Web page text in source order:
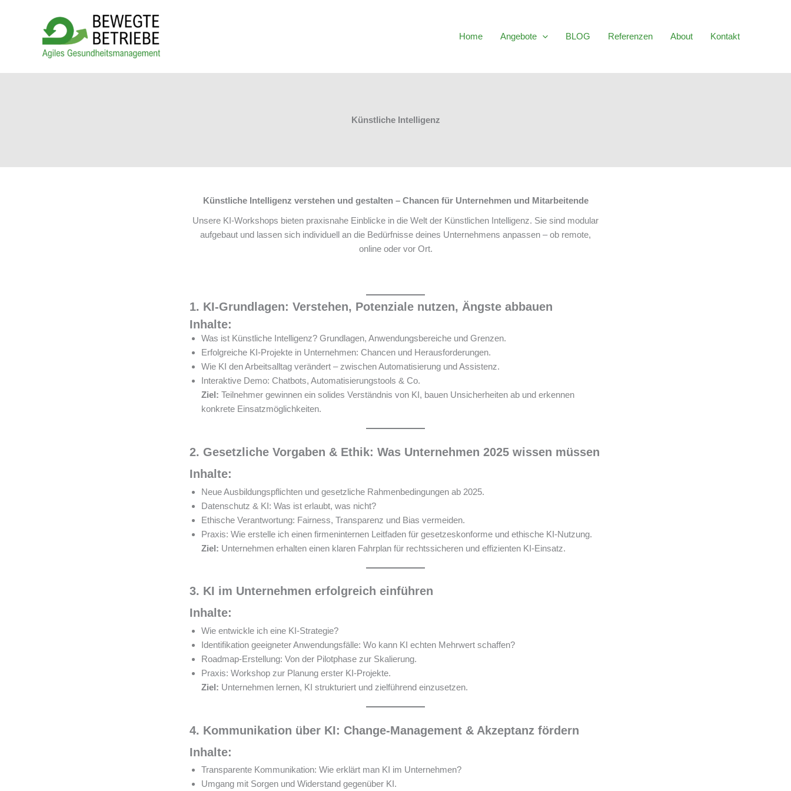
Home Angebote BLOG Referenzen About Kontakt
Künstliche Intelligenz
Künstliche Intelligenz verstehen und gestalten – Chancen für Unternehmen und Mitarbeitende
Unsere KI-Workshops bieten praxisnahe Einblicke in die Welt der Künstlichen Intelligenz. Sie sind modular
aufgebaut und lassen sich individuell an die Bedürfnisse deines Unternehmens anpassen – ob remote,
online oder vor Ort.
1. KI-Grundlagen: Verstehen, Potenziale nutzen, Ängste abbauen
Inhalte:
Was ist Künstliche Intelligenz? Grundlagen, Anwendungsbereiche und Grenzen.
Erfolgreiche KI-Projekte in Unternehmen: Chancen und Herausforderungen.
Wie KI den Arbeitsalltag verändert – zwischen Automatisierung und Assistenz.
Interaktive Demo: Chatbots, Automatisierungstools & Co.
Ziel: Teilnehmer gewinnen ein solides Verständnis von KI, bauen Unsicherheiten ab und erkennen
konkrete Einsatzmöglichkeiten.
2. Gesetzliche Vorgaben & Ethik: Was Unternehmen 2025 wissen müssen
Inhalte:
Neue Ausbildungspflichten und gesetzliche Rahmenbedingungen ab 2025.
Datenschutz & KI: Was ist erlaubt, was nicht?
Ethische Verantwortung: Fairness, Transparenz und Bias vermeiden.
Praxis: Wie erstelle ich einen firmeninternen Leitfaden für gesetzeskonforme und ethische KI-Nutzung.
Ziel: Unternehmen erhalten einen klaren Fahrplan für rechtssicheren und effizienten KI-Einsatz.
3. KI im Unternehmen erfolgreich einführen
Inhalte:
Wie entwickle ich eine KI-Strategie?
Identifikation geeigneter Anwendungsfälle: Wo kann KI echten Mehrwert schaffen?
Roadmap-Erstellung: Von der Pilotphase zur Skalierung.
Praxis: Workshop zur Planung erster KI-Projekte.
Ziel: Unternehmen lernen, KI strukturiert und zielführend einzusetzen.
4. Kommunikation über KI: Change-Management & Akzeptanz fördern
Inhalte:
Transparente Kommunikation: Wie erklärt man KI im Unternehmen?
Umgang mit Sorgen und Widerstand gegenüber KI.